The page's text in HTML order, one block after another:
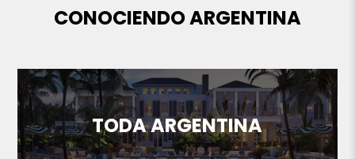
CONOCIENDO ARGENTINA
TODA ARGENTINA